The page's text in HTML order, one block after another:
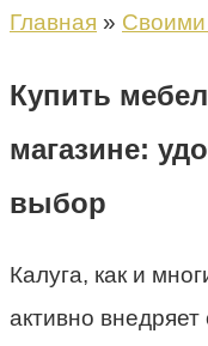
Главная » Своими
Купить
магазине:
выбор
Калуга, как и
активно